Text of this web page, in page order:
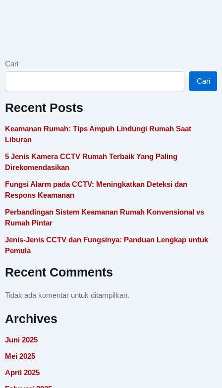
Cari
Cari
Recent Posts
Keamanan Rumah: Tips Ampuh Lindungi Rumah Saat
Liburan
5 Jenis Kamera CCTV Rumah Terbaik Yang Paling
Direkomendasikan
Fungsi Alarm pada CCTV: Meningkatkan Deteksi dan
Respons Keamanan
Perbandingan Sistem Keamanan Rumah Konvensional vs
Rumah Pintar
Jenis-Jenis CCTV dan Fungsinya: Panduan Lengkap untuk
Pemula
Recent Comments
Tidak ada komentar untuk ditampilkan.
Archives
Juni 2025
Mei 2025
April 2025